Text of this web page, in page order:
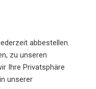
abbestellen.
zu unseren
Ihre Privatsphäre
unserer